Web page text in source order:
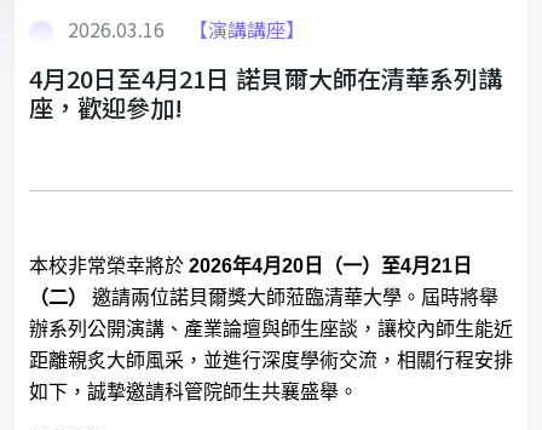
2026.03.16 【演講講座】
4月20日至4月21日 諾貝爾大師在清華系列講
座，歡迎參加!
本校非常榮幸將於 2026年4月 20 日（一）至4月 21 日
（二）
邀請兩位諾貝爾獎大師蒞臨清華大學。屆時將舉
辦系列公開演講、產業論壇與師生座談，讓校內師生能近
距離親炙大師風采，並進行深度學術交流，相關行程安排
如下，誠摯邀請科管院師生共襄盛舉。